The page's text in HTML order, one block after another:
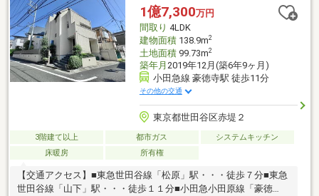
です。
1億7,300万円
間取り 4LDK
建物面積138.9m2
土地面積99.73m2
築年月 2019年12月(築6年9ヶ月)
小田急線 豪徳寺駅 徒歩11分
その他の交通
東京都世田谷区赤堤２
3階建て以上 都市ガス
システムキッチン
床暖房
所有権
【交通アクセス】■東急世田谷線「松原」駅・・・徒歩７分■東急
世田谷線「山下」駅・・・徒歩１１分■小田急小田原線「豪徳